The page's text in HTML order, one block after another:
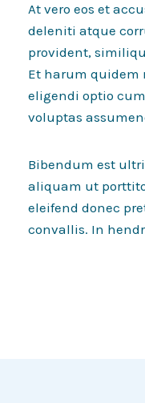
At vero eos et
deleniti atque
provident,
Et harum quidem
eligendi optio
voluptas
Bibendum est
aliquam ut
eleifend donec
convallis. In